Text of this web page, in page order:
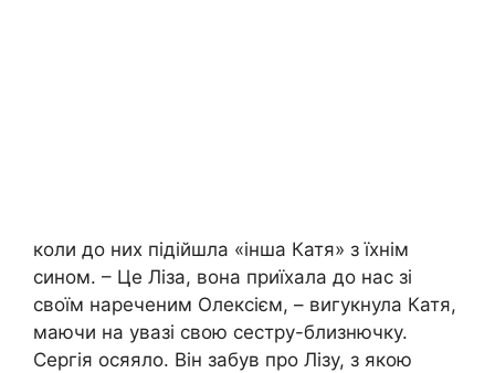
коли до них підійшла «інша Катя» з їхнім
сином. – Це Ліза, вона приїхала до нас зі
своїм нареченим Олексієм, – вигукнула Катя,
маючи на увазі свою сестру-близнючку.
Сергія осяяло. Він забув про Лізу, з якою